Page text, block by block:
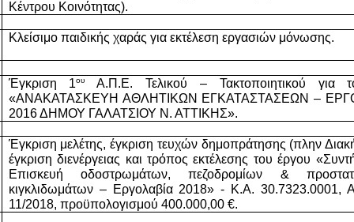
Κέντρου Κοινότητας).
Κλείσιμο παιδικής χαράς για εκτέλεση εργασιών μόνωσης.
Έγκριση 1ου
Α.Π.Ε. Τελικού – Τακτοποιητικού για
«ΑΝΑΚΑΤΑΣΚΕΥΗ ΑΘΛΗΤΙΚΩΝ ΕΓΚΑΤΑΣΤΑΣΕΩΝ –
2016 ΔΗΜΟΥ ΓΑΛΑΤΣΙΟΥ Ν. ΑΤΤΙΚΗΣ».
Έγκριση μελέτης, έγκριση τευχών δημοπράτησης (πλην
έγκριση διενέργειας και τρόπος εκτέλεσης του έργου
Επισκευή οδοστρωμάτων, πεζοδρομίων &
κιγκλιδωμάτων – Εργολαβία 2018» - Κ.Α. 30.7323.0001,
11/2018, προϋπολογισμού 400.000,00 €.